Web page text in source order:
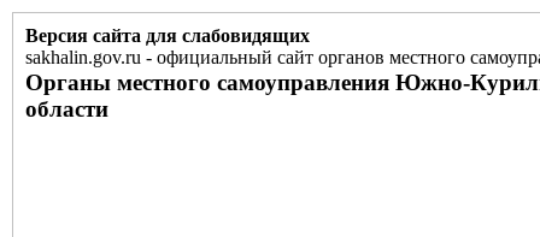
Версия сайта для слабовидящих
sakhalin.gov.ru - официальный сайт органов местного
Органы местного самоуправления Южно-
области